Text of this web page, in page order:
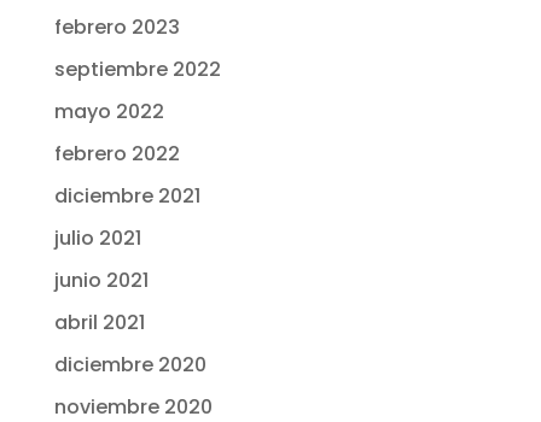
febrero 2023
septiembre 2022
mayo 2022
febrero 2022
diciembre 2021
julio 2021
junio 2021
abril 2021
diciembre 2020
noviembre 2020